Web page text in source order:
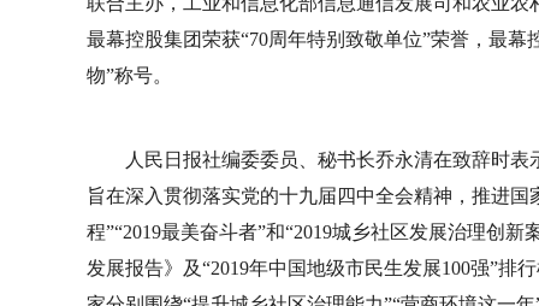
最幕控股集团荣获“70周年特别致敬单位”荣誉，最
物”称号。
人民日报社编委委员、秘书长乔永清在致辞时
旨在深入贯彻落实党的十九届四中全会精神，推进
程”“2019最美奋斗者”和“2019城乡社区发展治理创
发展报告》及“2019年中国地级市民生发展100强”排